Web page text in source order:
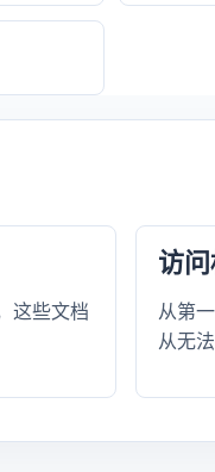
这些文档
访问
从第
从无